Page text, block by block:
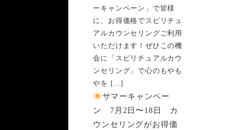
サマーキャンペー
ン 7月2日〜18日 カ
ウンセリングがお得価
ーキャンペーン」で皆様
に、お得価格でスピリチュ
アルカウンセリングご利用
いただけます！ぜひこの機
会に「スピリチュアルカウ
ンセリング」で心のもやも
やを […]